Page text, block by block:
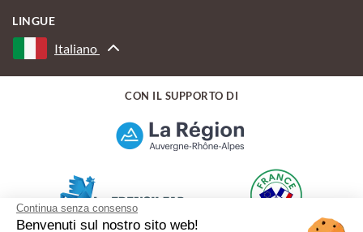
Continua senza consenso
Benvenuti sul nostro sito web!
LINGUE
Italiano
CON IL SUPPORTO DI